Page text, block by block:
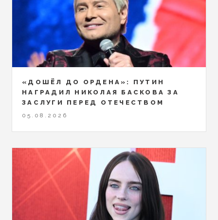
«ДОШЁЛ ДО ОРДЕНА»: ПУТИН
НАГРАДИЛ НИКОЛАЯ БАСКОВА ЗА
ЗАСЛУГИ ПЕРЕД ОТЕЧЕСТВОМ
05.08.2026